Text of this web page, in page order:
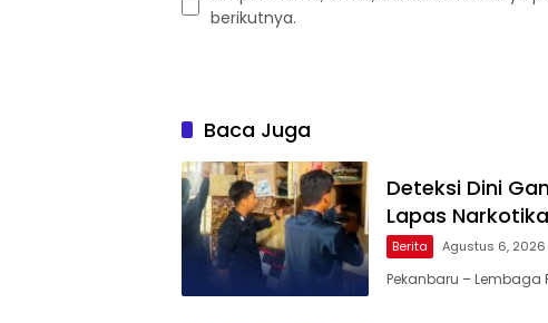
berikutnya.
Baca Juga
Deteksi Dini
Lapas
Berita Agustus 6, 2026
Pekanbaru – Lembaga